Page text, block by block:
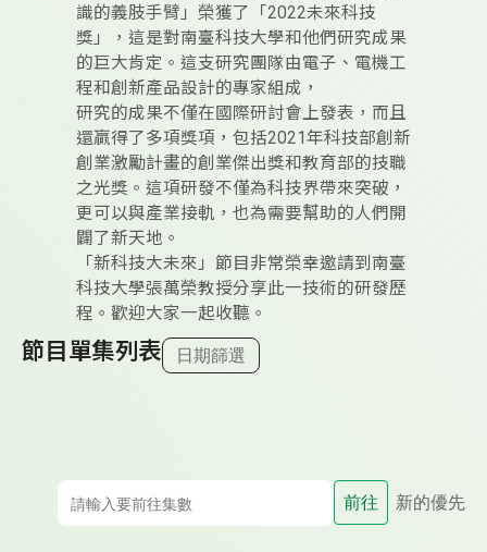
識的義肢手臂」榮獲了「2022未來科技
獎」，這是對南臺科技大學和他們研究成果
的巨大肯定。這支研究團隊由電子、電機工
程和創新產品設計的專家組成，
研究的成果不僅在國際研討會上發表，而且
還贏得了多項獎項，包括2021年科技部創新
創業激勵計畫的創業傑出獎和教育部的技職
之光獎。這項研發不僅為科技界帶來突破，
更可以與產業接軌，也為需要幫助的人們開
闢了新天地。
「新科技大未來」節目非常榮幸邀請到南臺
科技大學張萬榮教授分享此一技術的研發歷
程。歡迎大家一起收聽。
節目單集列表 日期篩選
前往 新的優先